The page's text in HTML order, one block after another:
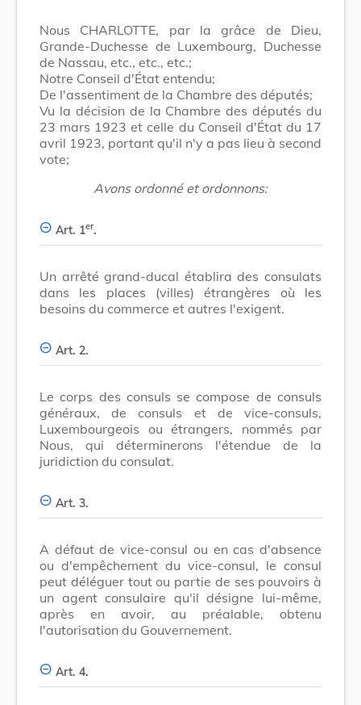
Nous CHARLOTTE, par la grâce de Dieu,
Grande-Duchesse de Luxembourg, Duchesse
de Nassau, etc., etc., etc.;
Notre Conseil d'État entendu;
De l'assentiment de la Chambre des députés;
Vu la décision de la Chambre des députés du
23 mars 1923 et celle du Conseil d'État du 17
avril 1923, portant qu'il n'y a pas lieu à second
vote;
Avons ordonné et ordonnons:
Art. 1er.
Un arrêté grand-ducal établira des consulats
dans les places (villes) étrangères où les
besoins du commerce et autres l'exigent.
Art. 2.
Le corps des consuls se compose de consuls
généraux, de consuls et de vice-consuls,
Luxembourgeois ou étrangers, nommés par
Nous, qui déterminerons l'étendue de la
juridiction du consulat.
Art. 3.
A défaut de vice-consul ou en cas d'absence
ou d'empêchement du vice-consul, le consul
peut déléguer tout ou partie de ses pouvoirs à
un agent consulaire qu'il désigne lui-même,
après en avoir, au préalable, obtenu
l'autorisation du Gouvernement.
Art. 4.